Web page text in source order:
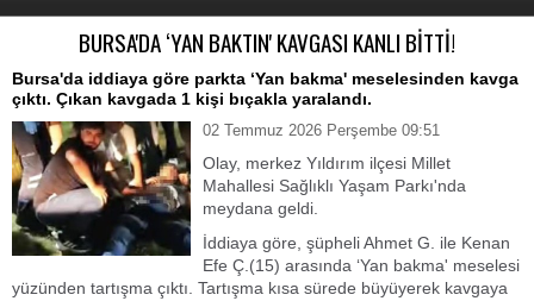
BURSA'DA ‘YAN BAKTIN' KAVGASI KANLI BİTTİ!
Bursa'da iddiaya göre parkta ‘Yan bakma' meselesinden kavga
çıktı. Çıkan kavgada 1 kişi bıçakla yaralandı.
02 Temmuz 2026 Perşembe 09:51
Olay, merkez Yıldırım ilçesi Millet
Mahallesi Sağlıklı Yaşam Parkı'nda
meydana geldi.
İddiaya göre, şüpheli Ahmet G. ile Kenan
Efe Ç.(15) arasında ‘Yan bakma' meselesi
yüzünden tartışma çıktı. Tartışma kısa sürede büyüyerek kavgaya